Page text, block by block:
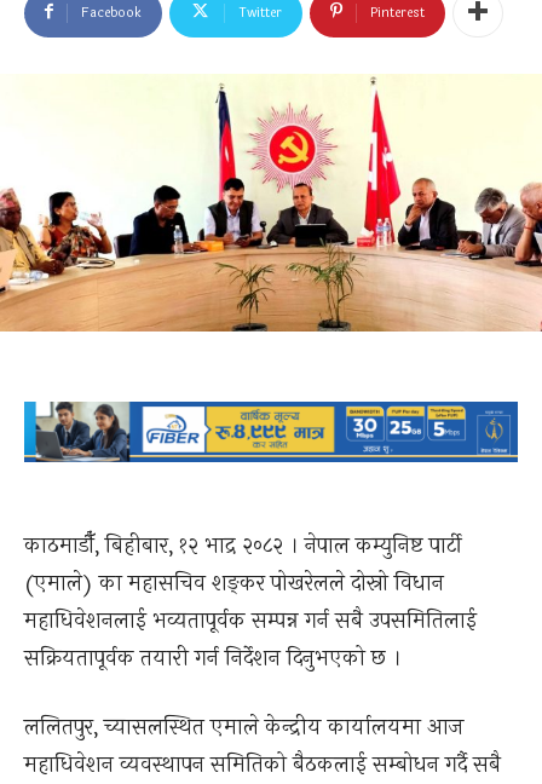
Facebook Twitter Pinterest
काठमाडौँ, बिहीबार, १२ भाद्र २०८२ । नेपाल कम्युनिष्ट पार्टी
(एमाले) का महासचिव शङ्कर पोखरेलले दोस्रो विधान
महाधिवेशनलाई भव्यतापूर्वक सम्पन्न गर्न सबै उपसमितिलाई
सक्रियतापूर्वक तयारी गर्न निर्देशन दिनुभएको छ ।
ललितपुर, च्यासलस्थित एमाले केन्द्रीय कार्यालयमा आज
महाधिवेशन व्यवस्थापन समितिको बैठकलाई सम्बोधन गर्दै सबै